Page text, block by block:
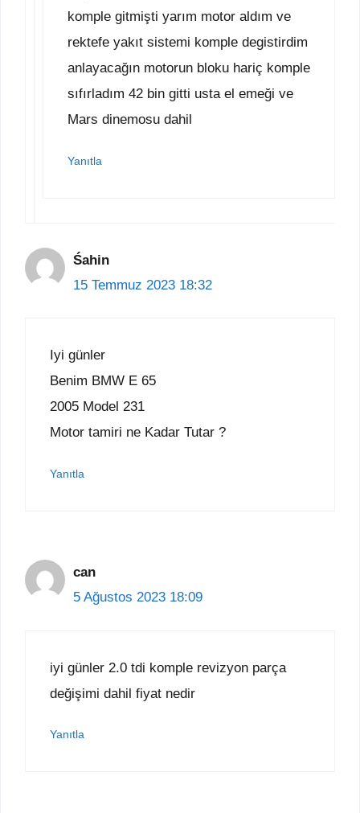
komple gitmişti yarım motor aldım ve
rektefe yakıt sistemi komple degistirdim
anlayacağın motorun bloku hariç komple
sıfırladım 42 bin gitti usta el emeği ve
Mars dinemosu dahil
Yanıtla
Śahin
15 Temmuz 2023 18:32
Iyi günler
Benim BMW E 65
2005 Model 231
Motor tamiri ne Kadar Tutar ?
Yanıtla
can
5 Ağustos 2023 18:09
iyi günler 2.0 tdi komple revizyon parça
değişimi dahil fiyat nedir
Yanıtla